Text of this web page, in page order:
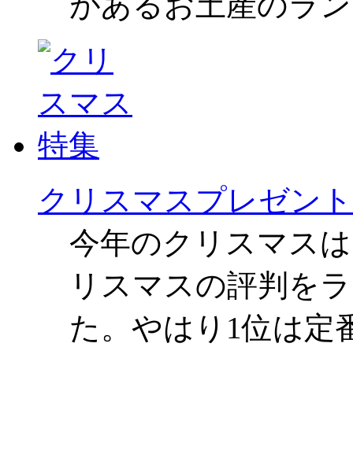
クリスマスプレゼン
今年のクリスマス
リスマスの評判を
た。やはり1位は定